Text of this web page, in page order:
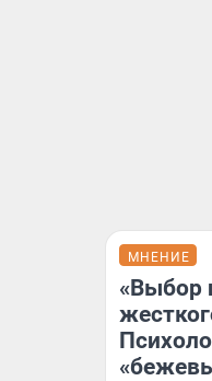
МНЕНИЕ
«Выбор